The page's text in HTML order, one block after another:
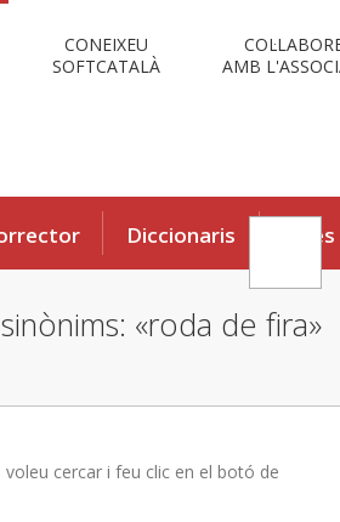
CONEIXEU
SOFTCATALÀ
AMB
Diccionaris Eines
«roda de fira»
cercar i feu clic en el botó de